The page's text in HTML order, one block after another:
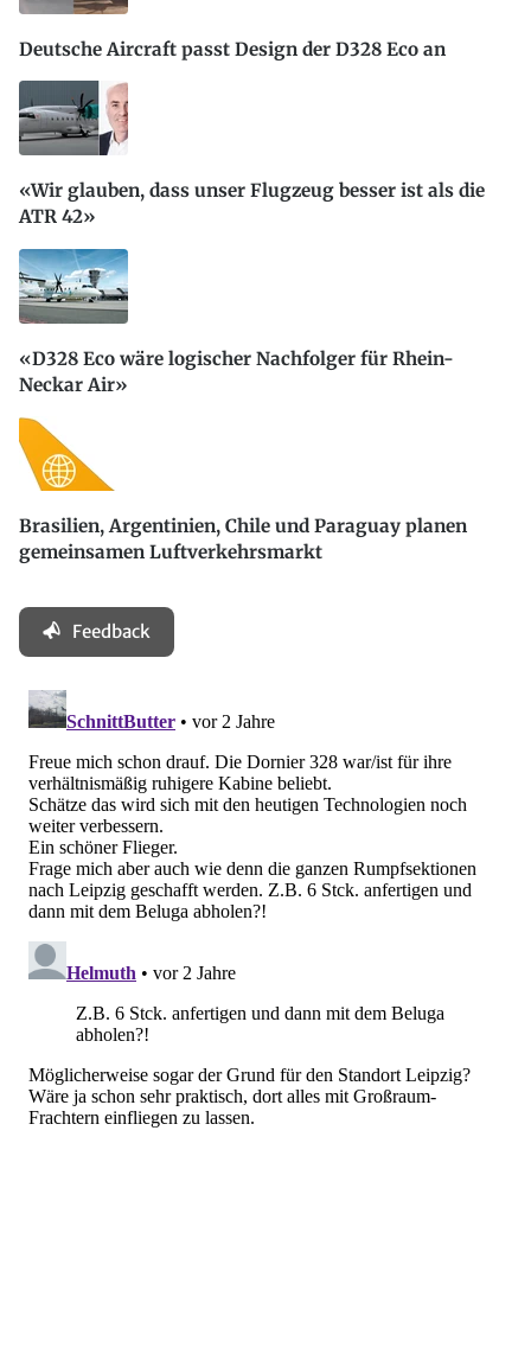
Deutsche Aircraft passt Design der D328 Eco an
«Wir glauben, dass unser Flugzeug besser ist als die
ATR 42»
«D328 Eco wäre logischer Nachfolger für Rhein-
Neckar Air»
Brasilien, Argentinien, Chile und Paraguay planen
gemeinsamen Luftverkehrsmarkt
Feedback